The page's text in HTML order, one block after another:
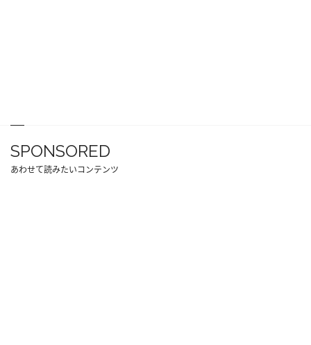
SPONSORED
あわせて読みたいコンテンツ